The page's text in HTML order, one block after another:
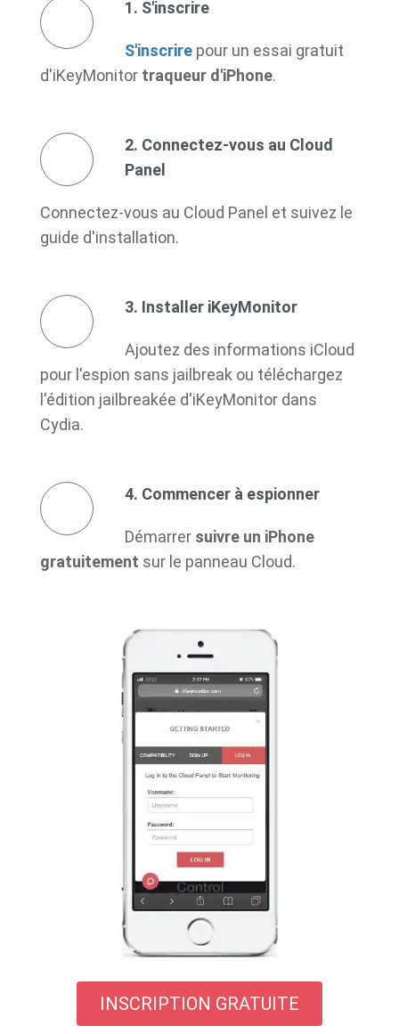
1. S'inscrire
S'inscrire pour un essai gratuit
d'iKeyMonitor traqueur d'iPhone.
2. Connectez-vous au Cloud
Panel
Connectez-vous au Cloud Panel et suivez le
guide d'installation.
3. Installer iKeyMonitor
Ajoutez des informations iCloud
pour l'espion sans jailbreak ou téléchargez
l'édition jailbreakée d'iKeyMonitor dans
Cydia.
4. Commencer à espionner
Démarrer suivre un iPhone
gratuitement sur le panneau Cloud.
INSCRIPTION GRATUITE